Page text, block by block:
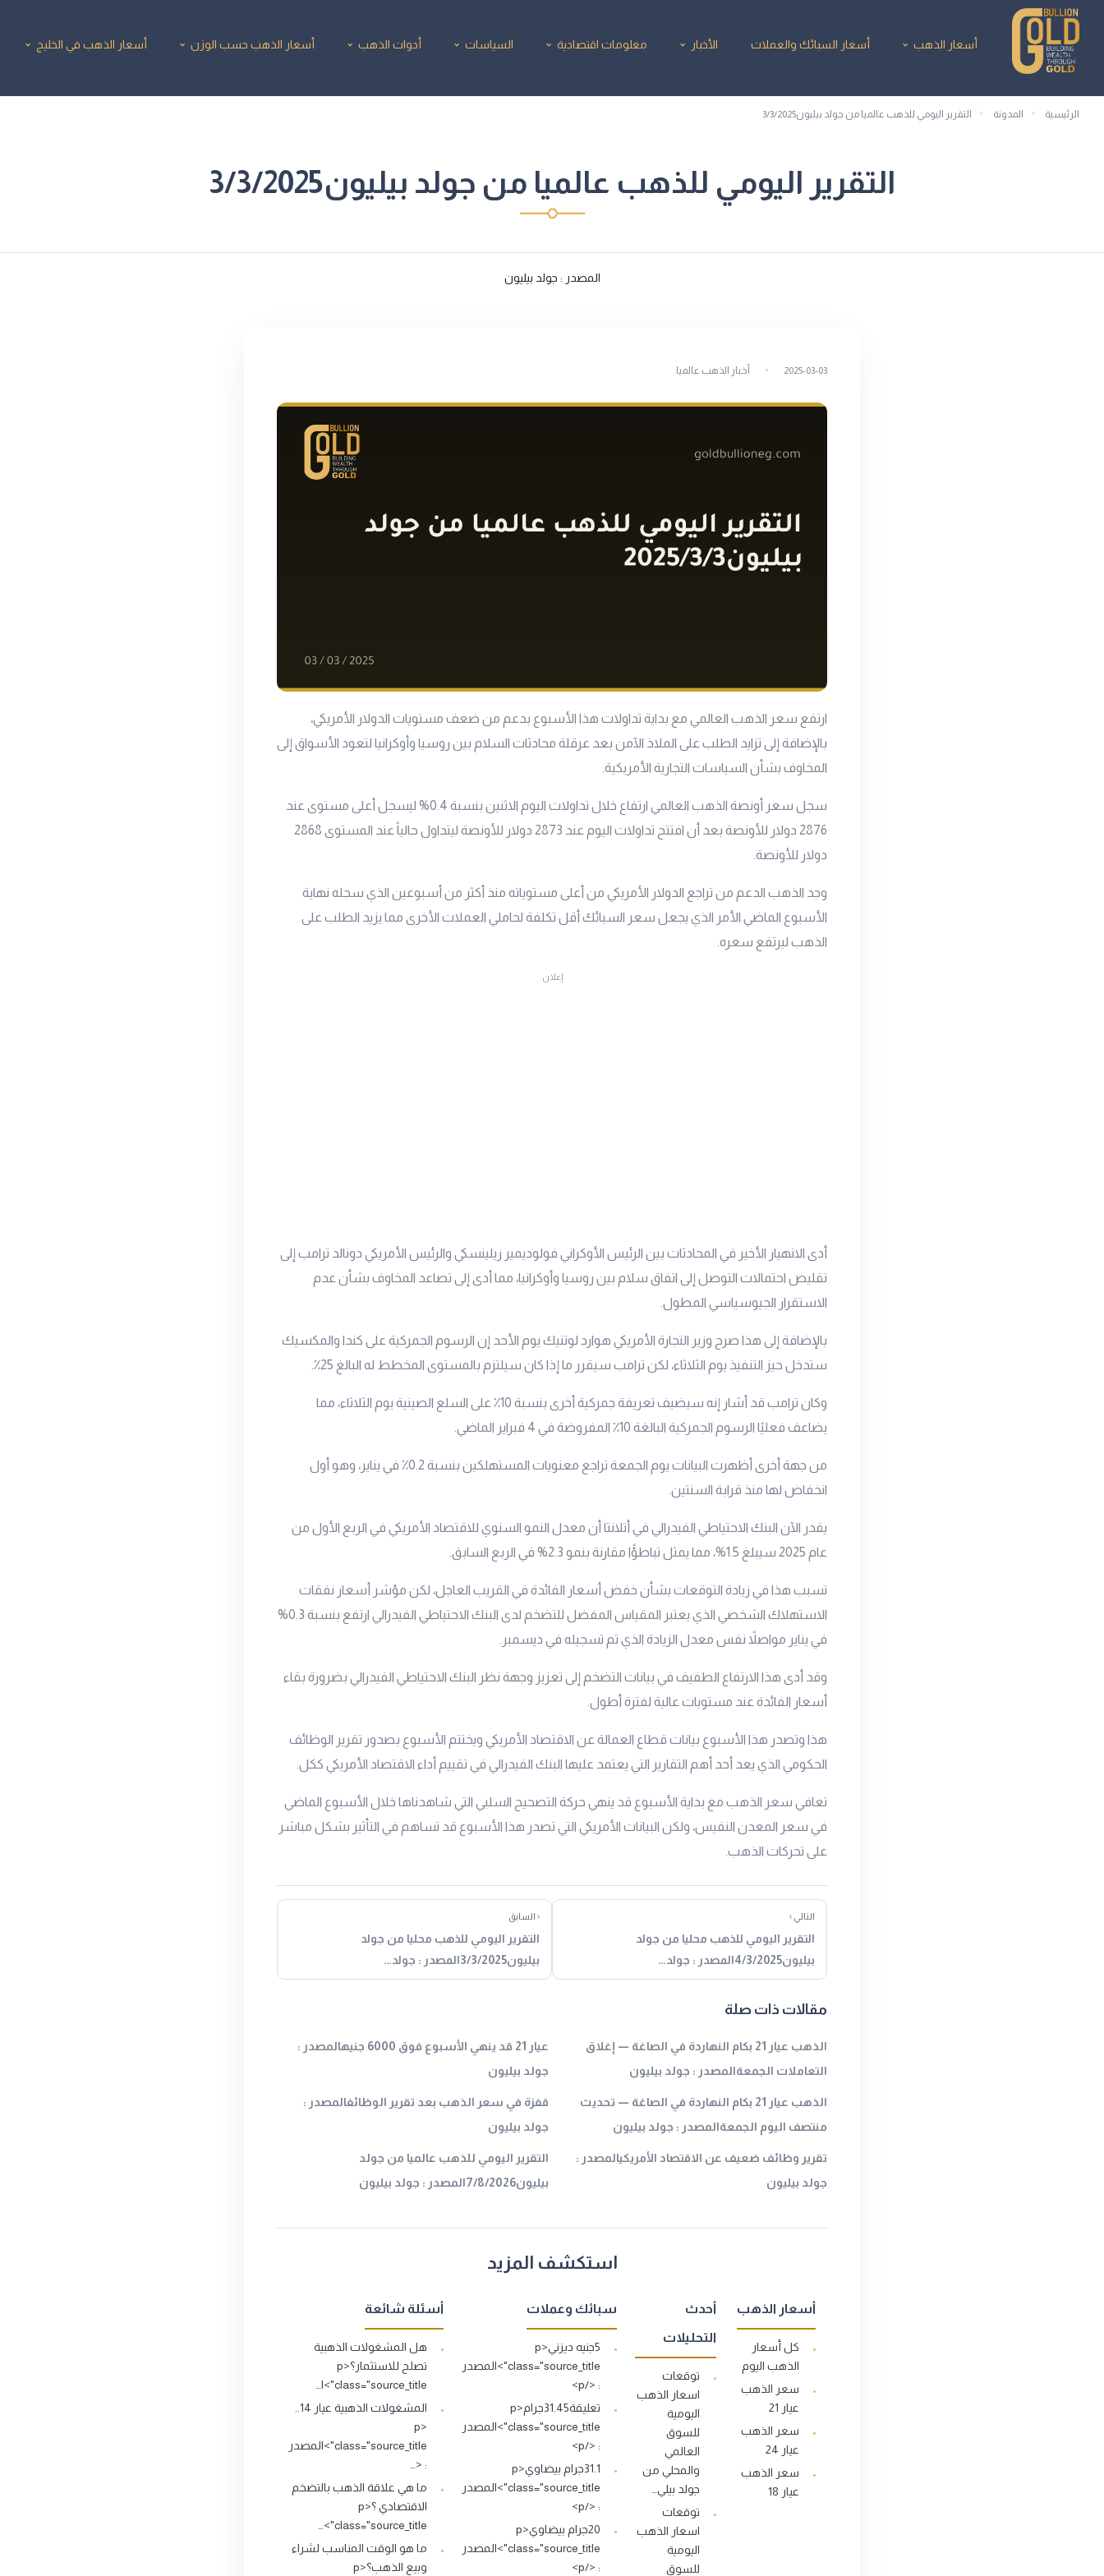
أسعار الذهب أسعار السبائك والعملات الأخبار معلومات اقتصادية السياسات أدوات الذهب أسعار الذهب حسب الوزن أسعار الذهب في الخليج
الرئيسية المدونة التقرير اليومي للذهب عالميا من جولد بيليون3/3/2025
التقرير اليومي للذهب عالميا من جولد بيليون3/3/2025
المصدر : جولد بيليون
2025-03-03 أخبار الذهب عالميا
ارتفع سعر الذهب العالمي مع بداية تداولات هذا الأسبوع بدعم من ضعف مستويات الدولار الأمريكي،
بالإضافة إلى تزايد الطلب على الملاذ الآمن بعد عرقلة محادثات السلام بين روسيا وأوكرانيا لتعود الأسواق إلى
المخاوف بشأن السياسات التجارية الأمريكية.
سجل سعر أونصة الذهب العالمي ارتفاع خلال تداولات اليوم الاثنين بنسبة 0.4% ليسجل أعلى مستوى عند
2876 دولار للأونصة بعد أن افتتح تداولات اليوم عند 2873 دولار للأونصة ليتداول حالياً عند المستوى 2868
دولار للأونصة.
وجد الذهب الدعم من تراجع الدولار الأمريكي من أعلى مستوياته منذ أكثر من أسبوعين الذي سجله نهاية
الأسبوع الماضي الأمر الذي يجعل سعر السبائك أقل تكلفة لحاملي العملات الأخرى مما يزيد الطلب على
الذهب ليرتفع سعره.
إعلان
أدى الانهيار الأخير في المحادثات بين الرئيس الأوكراني فولوديمير زيلينسكي والرئيس الأمريكي دونالد ترامب إلى
تقليص احتمالات التوصل إلى اتفاق سلام بين روسيا وأوكرانيا، مما أدى إلى تصاعد المخاوف بشأن عدم
الاستقرار الجيوسياسي المطول.
بالإضافة إلى هذا صرح وزير التجارة الأمريكي هوارد لوتنيك يوم الأحد إن الرسوم الجمركية على كندا والمكسيك
ستدخل حيز التنفيذ يوم الثلاثاء، لكن ترامب سيقرر ما إذا كان سيلتزم بالمستوى المخطط له البالغ 25٪.
وكان ترامب قد أشار إنه سيضيف تعريفة جمركية أخرى بنسبة 10٪ على السلع الصينية يوم الثلاثاء، مما
يضاعف فعليًا الرسوم الجمركية البالغة 10٪ المفروضة في 4 فبراير الماضي.
من جهة أخرى أظهرت البيانات يوم الجمعة تراجع معنويات المستهلكين بنسبة 0.2٪ في يناير، وهو أول
انخفاض لها منذ قرابة السنتين.
يقدر الآن البنك الاحتياطي الفيدرالي في أتلانتا أن معدل النمو السنوي للاقتصاد الأمريكي في الربع الأول من
عام 2025 سيبلغ 1.5%، مما يمثل تباطؤًا مقارنة بنمو 2.3% في الربع السابق.
تسبب هذا في زيادة التوقعات بشأن خفض أسعار الفائدة في القريب العاجل، لكن مؤشر أسعار نفقات
الاستهلاك الشخصي الذي يعتبر المقياس المفضل للتضخم لدى البنك الاحتياطي الفيدرالي ارتفع بنسبة 0.3%
في يناير مواصلاً نفس معدل الزيادة الذي تم تسجيله في ديسمبر.
وقد أدى هذا الارتفاع الطفيف في بيانات التضخم إلى تعزيز وجهة نظر البنك الاحتياطي الفيدرالي بضرورة بقاء
أسعار الفائدة عند مستويات عالية لفترة أطول.
هذا وتصدر هذا الأسبوع بيانات قطاع العمالة عن الاقتصاد الأمريكي ويختتم الأسبوع بصدور تقرير الوظائف
الحكومي الذي يعد أحد أهم التقارير التي يعتمد عليها البنك الفيدرالي في تقييم أداء الاقتصاد الأمريكي ككل.
تعافي سعر الذهب مع بداية الأسبوع قد ينهي حركة التصحيح السلبي التي شاهدناها خلال الأسبوع الماضي
في سعر المعدن النفيس، ولكن البيانات الأمريكي التي تصدر هذا الأسبوع قد تساهم في التأثير بشكل مباشر
على تحركات الذهب.
التالي ›
التقرير اليومي للذهب محليا من جولد
بيليون4/3/2025المصدر : جولد…
‹ السابق
التقرير اليومي للذهب محليا من جولد
بيليون3/3/2025المصدر : جولد…
مقالات ذات صلة
الذهب عيار 21 بكام النهاردة في الصاغة — إغلاق
التعاملات الجمعةالمصدر : جولد بيليون
عيار 21 قد ينهي الأسبوع فوق 6000 جنيهالمصدر :
جولد بيليون
الذهب عيار 21 بكام النهاردة في الصاغة — تحديث
منتصف اليوم الجمعةالمصدر : جولد بيليون
قفزة في سعر الذهب بعد تقرير الوظائفالمصدر :
جولد بيليون
تقرير وظائف ضعيف عن الاقتصاد الأمريكيالمصدر :
جولد بيليون
التقرير اليومي للذهب عالميا من جولد
بيليون7/8/2026المصدر : جولد بيليون
استكشف المزيد
أسعار الذهب
كل أسعار
الذهب اليوم
سعر الذهب
عيار 21
سعر الذهب
عيار 24
سعر الذهب
عيار 18
أحدث
التحليلات
توقعات
اسعار الذهب
اليومية
للسوق
العالمي
والمحلي من
جولد بيلي…
توقعات
اسعار الذهب
اليومية
للسوق
سبائك وعملات
5جنيه ديزني<p
class="source_title">المصدر
: </p>
تعليقة31.45جرام<p
class="source_title">المصدر
: </p>
31.1جرام بيضاوي<p
class="source_title">المصدر
: </p>
20جرام بيضاوي<p
class="source_title">المصدر
: </p>
أسئلة شائعة
هل المشغولات الذهبية
تصلح للاستثمار؟<p
class="source_title">ا…
<p
class="source_title">المصدر
: <…
ما هي علاقة الذهب بالتضخم
الاقتصادي ؟<p
class="source_title">…
ما هو الوقت المناسب لشراء
وبيع الذهب؟<p